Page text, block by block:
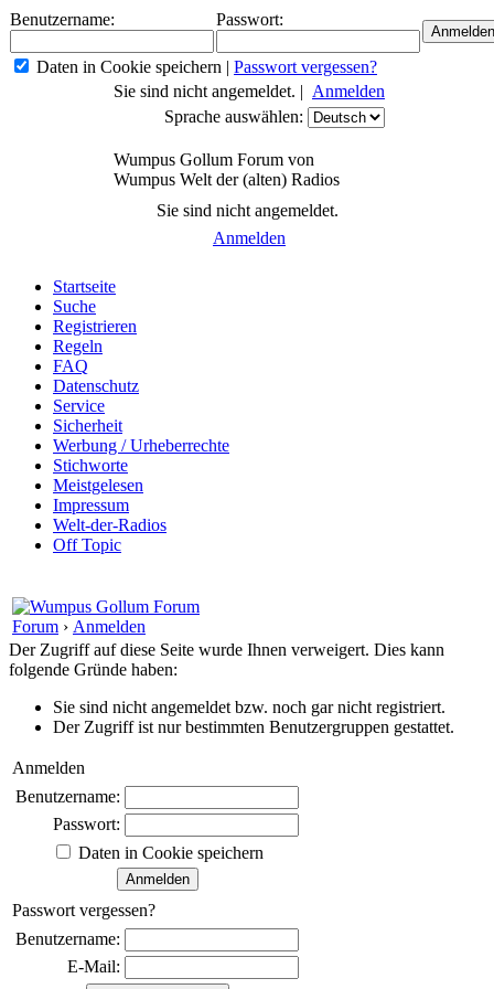
Benutzername: Passwort:
Daten in Cookie speichern | Passwort vergessen?
Sie sind nicht angemeldet. | Anmelden
Sprache auswählen:
Wumpus Gollum Forum von
Wumpus Welt der (alten) Radios
Sie sind nicht angemeldet.
Anmelden
Startseite
Suche
Registrieren
Regeln
FAQ
Datenschutz
Service
Sicherheit
Werbung / Urheberrechte
Stichworte
Meistgelesen
Impressum
Welt-der-Radios
Off Topic
Forum › Anmelden
Der Zugriff auf diese Seite wurde Ihnen verweigert. Dies kann
folgende Gründe haben:
Sie sind nicht angemeldet bzw. noch gar nicht registriert.
Der Zugriff ist nur bestimmten Benutzergruppen gestattet.
Anmelden
Benutzername:
Passwort:
Daten in Cookie speichern
Passwort vergessen?
Benutzername:
E-Mail: